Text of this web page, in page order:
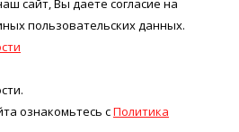
cайт, Вы даете согласие на
пользовательских данных.
ознакомьтесь сПолитика